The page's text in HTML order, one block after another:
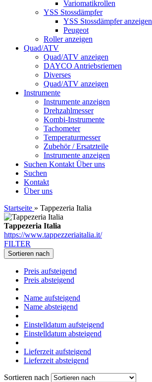
Variomatikrollen
YSS Stossdämpfer
YSS Stossdämpfer anzeigen
Peugeot
Roller anzeigen
Quad/ATV
Quad/ATV anzeigen
DAYCO Antriebsriemen
Diverses
Quad/ATV anzeigen
Instrumente
Instrumente anzeigen
Drehzahlmesser
Kombi-Instrumente
Tachometer
Temperaturmesser
Zubehör / Ersatzteile
Instrumente anzeigen
Suchen Kontakt Über uns
Suchen
Kontakt
Über uns
Startseite » Tappezeria Italia
Tappezeria Italia
https://www.tappezzeriaitalia.it/
FILTER
Sortieren nach
Preis aufsteigend
Preis absteigend
Name aufsteigend
Name absteigend
Einstelldatum aufsteigend
Einstelldatum absteigend
Lieferzeit aufsteigend
Lieferzeit absteigend
Sortieren nach